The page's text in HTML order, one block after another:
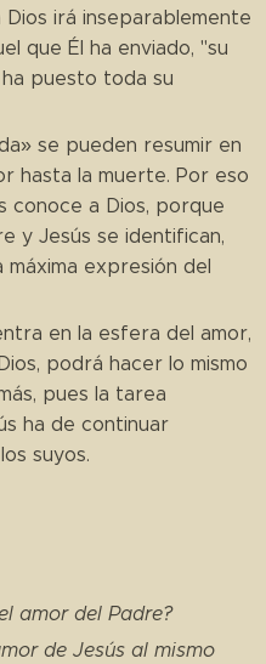
irá inseparablemente
que Él ha enviado, "su
ha puesto toda su
se pueden resumir en
hasta la muerte. Por eso
conoce a Dios, porque
y Jesús se identifican,
expresión del
en la esfera del amor,
podrá hacer lo mismo
pues la tarea
ha de continuar
suyos.
amor del Padre?
de Jesús al mismo